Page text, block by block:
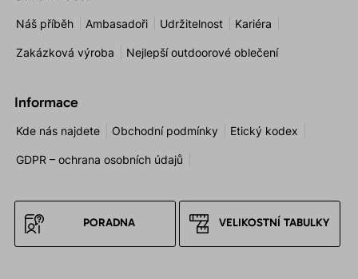
Náš příběh Ambasadoři Udržitelnost Kariéra
Zakázková výroba Nejlepší outdoorové oblečení
Informace
Kde nás najdete Obchodní podmínky Etický kodex
GDPR – ochrana osobních údajů
PORADNA VELIKOSTNÍ TABULKY